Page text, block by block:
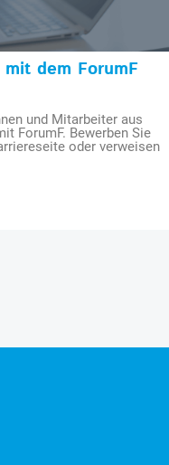
dem ForumF
und Mitarbeiter aus
ForumF. Bewerben Sie
oder verweisen